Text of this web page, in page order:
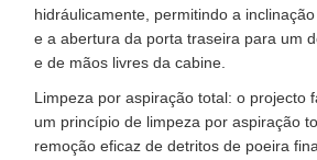
hidráulicamente, permitindo a
e a abertura da porta traseira para um
e de mãos livres da cabine.
Limpeza por aspiração total: o projecto
um princípio de limpeza por aspiração
remoção eficaz de detritos de poeira